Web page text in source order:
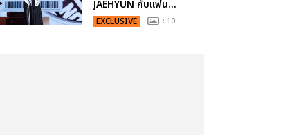
JAEHYUN กับแฟน...
EXCLUSIVE : 10